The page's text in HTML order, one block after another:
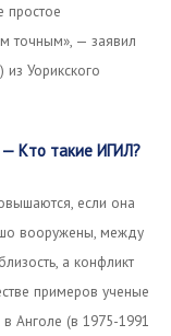
простое
точным», — заявил
из Уорикского
Кто такие ИГИЛ?
если она
вооружены, между
а конфликт
примеров ученые
Анголе (в 1975-1991